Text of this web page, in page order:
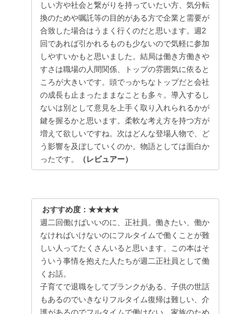
しい方や社会と繋がりを持っていたい方、気分転
換のためや嘱託等の目的がある方で企業と需要が
合致した場合はうまく行くのだと思います。週2
回であれば引かれるものも少ないので気軽に参加
しやすいかもと思いました。結局は働き方働きや
すさは職場の人間関係、トップの雰囲気に依ると
ころが大きいです。頭でっかちなトップだと会社
の成長も止まったままなことも多々。導入するし
ないは別として意見を上手く取り入れられるかが
鍵を握るかと思います。柔軟な考え方を持つ方が
増えて欲しいですね。次はどんな登場人物で、ど
う影響を及ぼしていくのか。物語としては面白か
ったです。
（レビュアー）
おすすめ度：★★★★
週二回働けばいいのに、正社員。働きたい、働か
なければいけないのにフルタイムで働くことが難
しい人ってたくさんいると思います。この本はそ
ういう事情を抱えた人たちが週二正社員として働
くお話。
子育てで退職をしてブランクがある、子供の世話
もあるのでいきなりフルタイム復帰は難しい、介